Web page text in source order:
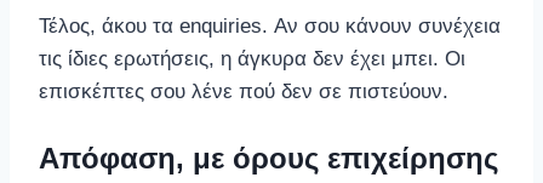
Τέλος, άκου τα enquiries. Αν σου κάνουν συνέχεια
τις ίδιες ερωτήσεις, η άγκυρα δεν έχει μπει. Οι
επισκέπτες σου λένε πού δεν σε πιστεύουν.
Απόφαση, με όρους επιχείρησης